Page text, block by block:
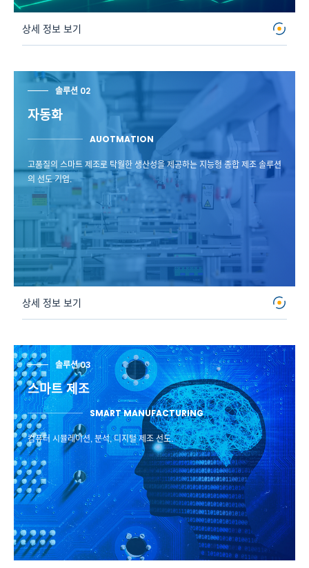
상세 정보 보기
솔루션 02
자동화
AUOTMATION
고품질의 스마트 제조로 탁월한 생산성을 제공하는 지능형 종합 제조 솔루션
의 선도 기업.
상세 정보 보기
솔루션 03
스마트 제조
SMART MANUFACTURING
컴퓨터 시뮬레이션, 분석, 디지털 제조 선도.